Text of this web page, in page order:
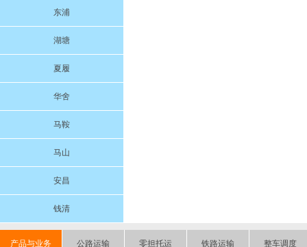
东浦
湖塘
夏履
华舍
马鞍
马山
安昌
钱清
产品与业务 公路运输 零担托运 铁路运输 整车调度